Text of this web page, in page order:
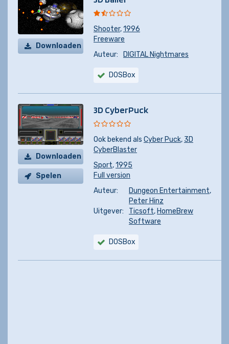
Downloaden
Shooter,1996
Freeware
Auteur:
DIGITAL Nightmares
DOSBox
Downloaden
Spelen
3D CyberPuck
Ook bekend als Cyber Puck, 3D
CyberBlaster
Sport,1995
Full version
Auteur:
Dungeon Entertainment,
Peter Hinz
Uitgever:
Ticsoft, HomeBrew
Software
DOSBox